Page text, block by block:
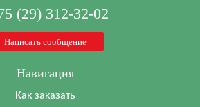
(29) 312-32-02
Написать сообщение
Навигация
Как заказать